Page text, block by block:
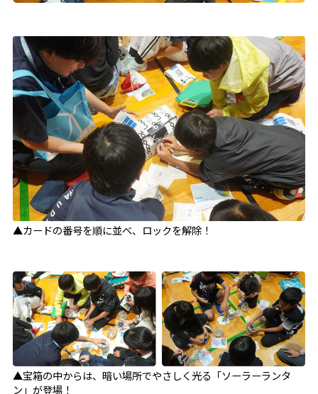
▲カードの番号を順に並べ、ロックを解除！
▲宝箱の中からは、暗い場所でやさしく光る「ソーラーランタ
ン」が登場！